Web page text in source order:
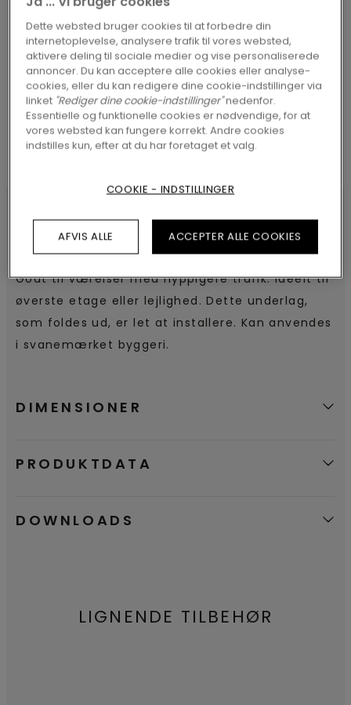
SØG
SPECIFIKATIONER
Godt til værelser med hyppigere trafik. Ideelt til
øverste etage eller lejlighed. Dette underlag,
som foldes ud, er let at installere. Kan anvendes
i svanemærket byggeri.
DIMENSIONER
PRODUKTDATA
DOWNLOADS
LIGNENDE TILBEHØR
Dette websted bruger cookies til at forbedre din
internetoplevelse, analysere trafik til vores websted,
aktivere deling til sociale medier og vise personaliserede
annoncer. Du kan acceptere alle cookies eller analyse-
cookies, eller du kan redigere dine cookie-indstillinger via
linket "Rediger dine cookie-indstillinger"nedenfor.
Essentielle og funktionelle cookies er nødvendige, for at
vores websted kan fungere korrekt. Andre cookies
indstilles kun, efter at du har foretaget et valg.
COOKIE - INDSTILLINGER
AFVIS ALLE ACCEPTER ALLE COOKIES